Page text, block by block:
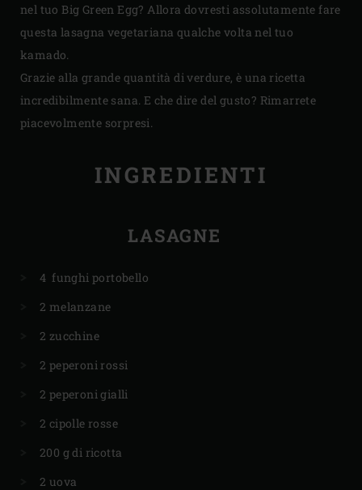
nel tuo Big Green Egg? Allora dovresti assolutamente fare
questa lasagna vegetariana qualche volta nel tuo
kamado.
Grazie alla grande quantità di verdure, è una ricetta
incredibilmente sana. E che dire del gusto? Rimarrete
piacevolmente sorpresi.
INGREDIENTI
LASAGNE
4 funghi portobello
2 melanzane
2 zucchine
2 peperoni rossi
2 peperoni gialli
2 cipolle rosse
200 g di ricotta
2 uova